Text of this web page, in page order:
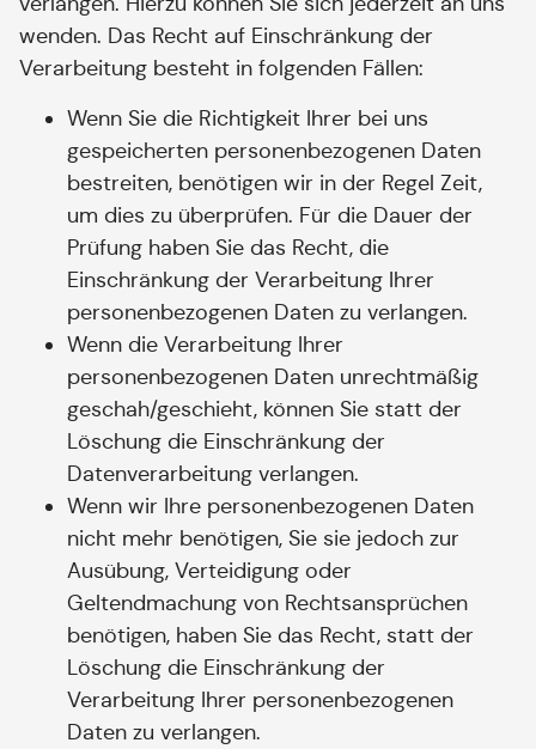
wenden. Das Recht auf Einschränkung der
Verarbeitung besteht in folgenden Fällen:
Wenn Sie die Richtigkeit Ihrer bei uns
gespeicherten personenbezogenen Daten
bestreiten, benötigen wir in der Regel Zeit,
um dies zu überprüfen. Für die Dauer der
Prüfung haben Sie das Recht, die
Einschränkung der Verarbeitung Ihrer
personenbezogenen Daten zu verlangen.
Wenn die Verarbeitung Ihrer
personenbezogenen Daten unrechtmäßig
geschah/geschieht, können Sie statt der
Löschung die Einschränkung der
Datenverarbeitung verlangen.
Wenn wir Ihre personenbezogenen Daten
nicht mehr benötigen, Sie sie jedoch zur
Ausübung, Verteidigung oder
Geltendmachung von Rechtsansprüchen
benötigen, haben Sie das Recht, statt der
Löschung die Einschränkung der
Verarbeitung Ihrer personenbezogenen
Daten zu verlangen.